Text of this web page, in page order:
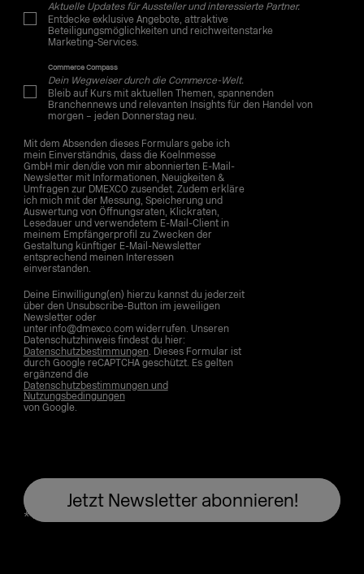
Aktuelle Updates für Aussteller und interessierte Partner.
Entdecke exklusive Angebote, attraktive
Beteiligungsmöglichkeiten und reichweitenstarke
Marketing-Services.
Commerce Compass
Dein Wegweiser durch die Commerce-Welt.
Bleib auf Kurs mit aktuellen Themen, spannenden
Branchennews und relevanten Insights für den Handel von
morgen – jeden Donnerstag neu.
Mit dem Absenden dieses Formulars gebe ich
mein Einverständnis, dass die Koelnmesse
GmbH mir den/die von mir abonnierten E-Mail-
Newsletter mit Informationen, Neuigkeiten &
Umfragen zur DMEXCO zusendet. Zudem erkläre
ich mich mit der Messung, Speicherung und
Auswertung von Öffnungsraten, Klickraten,
Lesedauer und verwendetem E-Mail-Client in
meinem Empfängerprofil zu Zwecken der
Gestaltung künftiger E-Mail-Newsletter
entsprechend meinen Interessen
einverstanden.
Deine Einwilligung(en) hierzu kannst du jederzeit
über den Unsubscribe-Button im jeweiligen
Newsletter oder
unter info@dmexco.com widerrufen. Unseren
Datenschutzhinweis findest du hier:
Datenschutzbestimmungen. Dieses Formular ist
durch Google reCAPTCHA geschützt. Es gelten
ergänzend die
Datenschutzbestimmungen und
Nutzungsbedingungen
von Google.